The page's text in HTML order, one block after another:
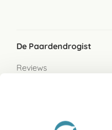
De Paardendrogist
Reviews